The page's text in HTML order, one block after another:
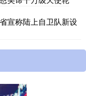
宣称陆上自卫队新设